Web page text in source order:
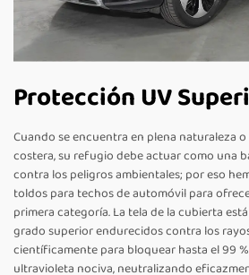
Protección UV
Cuando se encuentra en plena naturaleza
costera, su refugio debe actuar como una
contra los peligros ambientales; por eso
toldos para techos de automóvil para
primera categoría. La tela de la cubierta
grado superior endurecidos contra los
científicamente para bloquear hasta el 99
ultravioleta nociva, neutralizando